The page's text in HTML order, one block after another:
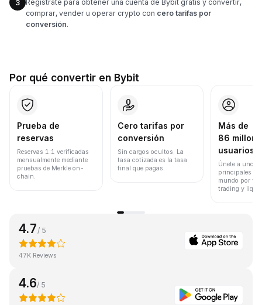
3
Regístrate para obtener una cuenta de Bybit gratis y convertir,
comprar, vender u operar crypto con cero tarifas por
conversión.
Por qué convertir en Bybit
Prueba de
reservas
Reservas 1:1 verificadas
mensualmente mediante
pruebas de Merkle on-
chain.
Cero tarifas por
conversión
Sin cargos ocultos. La
tasa cotizada es la tasa
final que pagas.
Más de
86
usuarios
Únete a uno
principales
mundo por
trading y
4.7 / 5
47K Reviews
4.6/ 5